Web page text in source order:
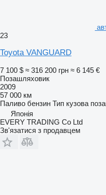
23
Toyota VANGUARD
7 100 $ ≈ 316 200 грн ≈ 6 145 €
Позашляховик
2009
57 000 км
Паливо бензин Тип кузова
Японія
EVERY TRADING Co Ltd
Зв'язатися з продавцем